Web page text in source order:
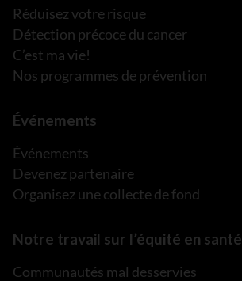
Réduisez votre risque
Détection précoce du cancer
C’est ma vie!
Nos programmes de prévention
Événements
Événements
Devenez partenaire
Organisez une collecte de fond
Notre travail sur l’équité en santé
Communautés mal desservies